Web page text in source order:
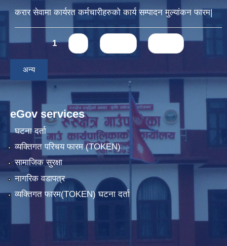
करार सेवामा कार्यरत कर्मचारीहरुको कार्य सम्पादन मुल्यांकन फारम|
Pages1
अन्य
eGov services
घटना दर्ता
व्यक्तिगत परिचय फारम (TOKEN)
सामाजिक सुरक्षा
नागरिक वडापत्र
व्यक्तिगत फारम(TOKEN) घटना दर्ता